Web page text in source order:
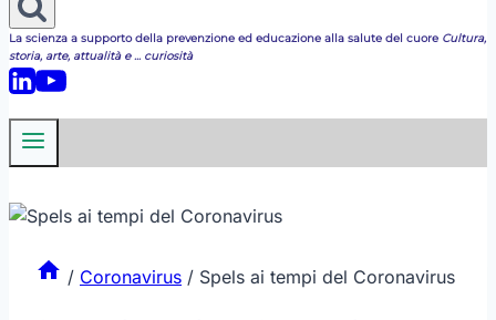
La scienza a supporto della prevenzione ed educazione alla salute del cuore Cultura,
storia, arte, attualità e ... curiosità
/ Coronavirus / Spels ai tempi del Coronavirus